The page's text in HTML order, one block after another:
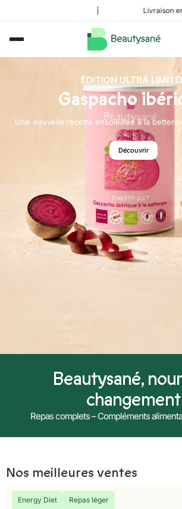
Livraison en 48 à
ÉDITION ULTRA
Gaspacho
Une nouvelle recette ensoleillée à la
Découvrir
Beautysané,
changement
Repas complets – Compléments
Nos meilleures ventes
Energy Diet Repas léger